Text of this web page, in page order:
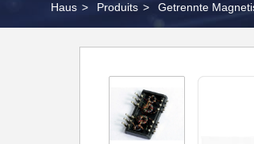
Haus > Produits > Getrennte